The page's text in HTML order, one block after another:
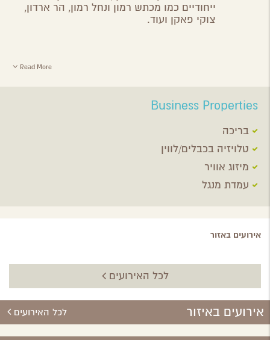
ייחודיים כמו מכתש רמון ונחל רמון, הר ארדון,
צוקי פאקן ועוד.
Read More
Business Properties
בריכה
טלויזיה בכבלים/לווין
מיזוג אוויר
עמדת מנגל
אירועים באזור
לכל האירועים
אירועים באיזור לכל האירועים